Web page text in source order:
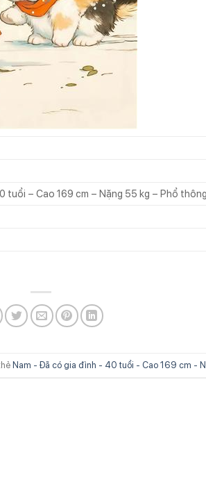
tuổi – Cao 169 cm – Nặng 55 kg – Phổ thông
Nam - Đã có gia đình - 40 tuổi - Cao 169 cm -